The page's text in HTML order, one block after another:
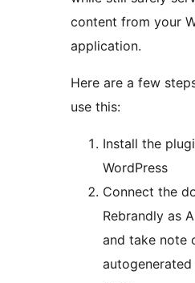
content from your
application.
Here are a few
use this:
Install the
WordPress
Connect the
Rebrandly as
and take note